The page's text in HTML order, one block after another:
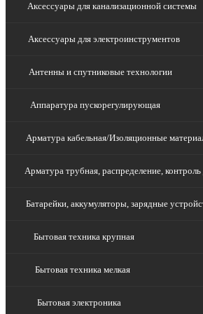
Аксессуары для канализационной системы
Аксессуары для электроинструментов
Антенны и спутниковые технологии
Аппаратура пускорегулирующая
Арматура кабельная/Изоляционные
Арматура трубная, распределение, контроль
Батарейки, аккумуляторы, зарядные
Бытовая техника крупная
Бытовая техника мелкая
Бытовая электроника